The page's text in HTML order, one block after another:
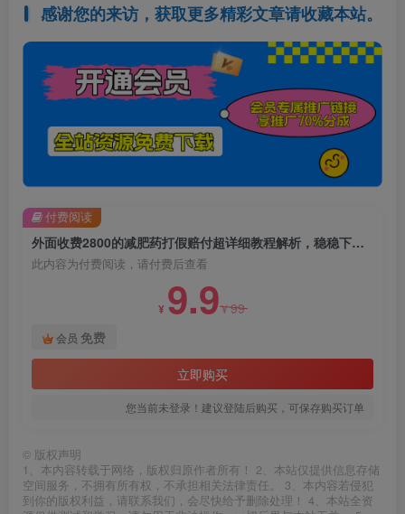
感谢您的来访，获取更多精彩文章请收藏本站。
外面收费2800的减肥药打假赔付超详细教程解析，稳稳下车【详细玩法教程】【仅揭秘】
此内容为付费阅读，请付费后查看
¥ 9.9¥99
会员 免费
立即购买
您当前未登录！建议登陆后购买，可保存购买订单
付费阅读
© 版权声明
1、本内容转载于网络，版权归原作者所有！ 2、本站仅提供信息存储
空间服务，不拥有所有权，不承担相关法律责任。 3、本内容若侵犯
到你的版权利益，请联系我们，会尽快给予删除处理！ 4、本站全资